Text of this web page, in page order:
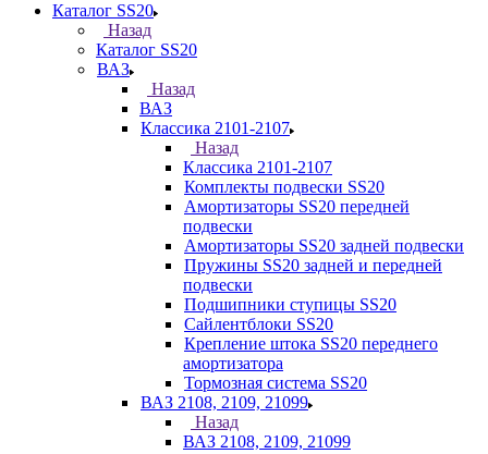
Каталог SS20
Назад
Каталог SS20
ВАЗ
Назад
ВАЗ
Классика 2101-2107
Назад
Классика 2101-2107
Комплекты подвески SS20
Амортизаторы SS20 передней
подвески
Амортизаторы SS20 задней подвески
Пружины SS20 задней и передней
подвески
Подшипники ступицы SS20
Сайлентблоки SS20
Крепление штока SS20 переднего
амортизатора
Тормозная система SS20
ВАЗ 2108, 2109, 21099
Назад
ВАЗ 2108, 2109, 21099